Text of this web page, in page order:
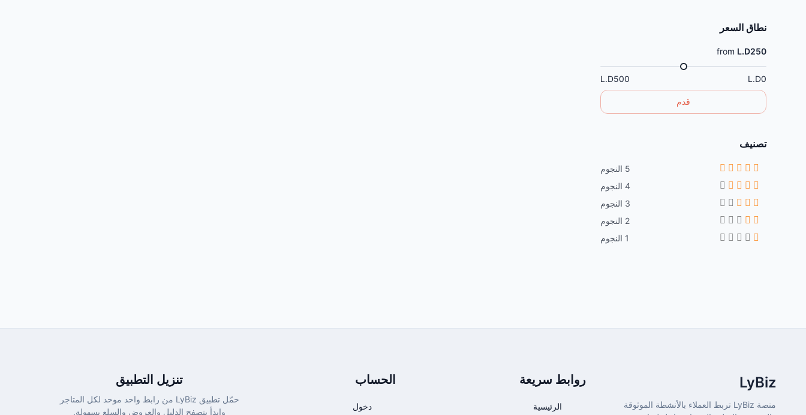
نطاق السعر
from L.D250
L.D0
L.D500
قدم
تصنيف
5 النجوم
4 النجوم
3 النجوم
2 النجوم
1 النجوم
LyBiz
منصة LyBiz تربط العملاء بالأنشطة الموثوقة
روابط سريعة
الرئيسية
الحساب
دخول
تنزيل التطبيق
حمّل تطبيق LyBiz من رابط واحد موحد لكل المتاجر
وابدأ بتصفح الدليل والعروض والسلع بسهولة.